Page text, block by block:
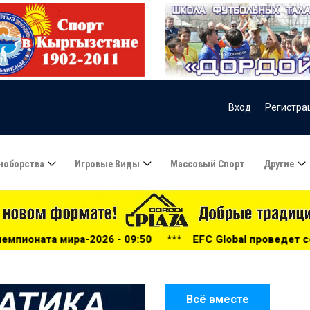
Вход
Игровые Виды Массовый Спорт Другие
09:50 ***EFC Global проведет серию бойцовских
Всё вместе